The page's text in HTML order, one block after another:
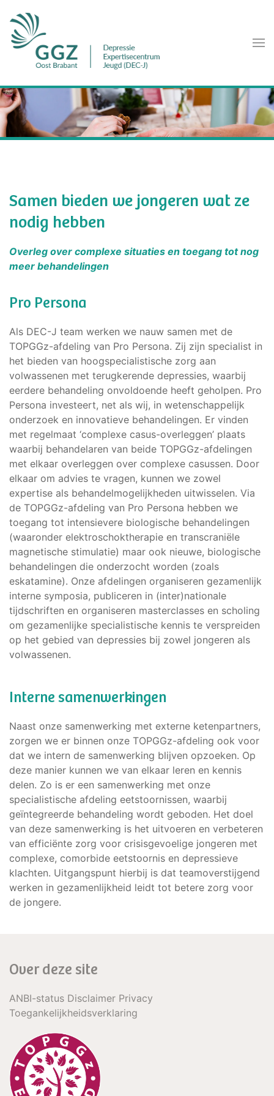
Terug naar hoofdinhoud
Samen bieden we jongeren wat ze
nodig hebben
Overleg over complexe situaties en toegang tot nog
meer behandelingen
Pro Persona
Als DEC-J team werken we nauw samen met de
TOPGGz-afdeling van Pro Persona. Zij zijn specialist in
het bieden van hoogspecialistische zorg aan
volwassenen met terugkerende depressies, waarbij
eerdere behandeling onvoldoende heeft geholpen. Pro
Persona investeert, net als wij, in wetenschappelijk
onderzoek en innovatieve behandelingen. Er vinden
met regelmaat ‘complexe casus-overleggen’ plaats
waarbij behandelaren van beide TOPGGz-afdelingen
met elkaar overleggen over complexe casussen. Door
elkaar om advies te vragen, kunnen we zowel
expertise als behandelmogelijkheden uitwisselen. Via
de TOPGGz-afdeling van Pro Persona hebben we
toegang tot intensievere biologische behandelingen
(waaronder elektroschoktherapie en transcraniële
magnetische stimulatie) maar ook nieuwe, biologische
behandelingen die onderzocht worden (zoals
eskatamine). Onze afdelingen organiseren gezamenlijk
interne symposia, publiceren in (inter)nationale
tijdschriften en organiseren masterclasses en scholing
om gezamenlijke specialistische kennis te verspreiden
op het gebied van depressies bij zowel jongeren als
volwassenen.
Interne samenwerkingen
Naast onze samenwerking met externe ketenpartners,
zorgen we er binnen onze TOPGGz-afdeling ook voor
dat we intern de samenwerking blijven opzoeken. Op
deze manier kunnen we van elkaar leren en kennis
delen. Zo is er een samenwerking met onze
specialistische afdeling eetstoornissen, waarbij
geïntegreerde behandeling wordt geboden. Het doel
van deze samenwerking is het uitvoeren en verbeteren
van efficiënte zorg voor crisisgevoelige jongeren met
complexe, comorbide eetstoornis en depressieve
klachten. Uitgangspunt hierbij is dat teamoverstijgend
werken in gezamenlijkheid leidt tot betere zorg voor
de jongere.
Over deze site
ANBI-status Disclaimer Privacy
Toegankelijkheidsverklaring